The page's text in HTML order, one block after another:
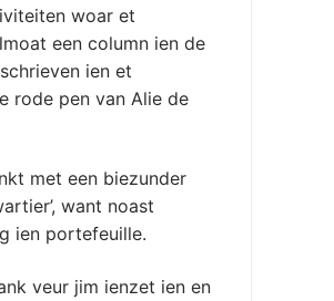
woar et
een column ien de
ien et
rode pen van Alie de
met een biezunder
want noast
ien portefeuille.
veur jim ienzet ien en